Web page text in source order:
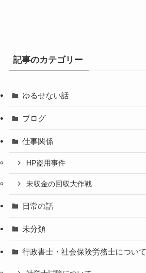
記事のカテゴリー
ゆるせない話
ブログ
仕事関係
HP盗用事件
未収金の回収大作戦
日常の話
未分類
行政書士・社会保険労務士について